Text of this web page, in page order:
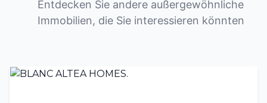
Entdecken Sie andere außergewöhnliche
Immobilien, die Sie interessieren könnten